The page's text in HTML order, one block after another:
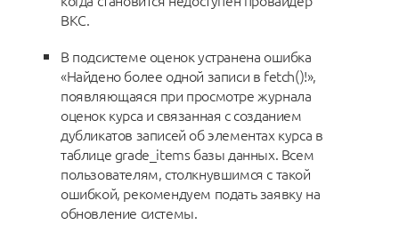
ВКС.
В подсистеме оценок устранена ошибка
«Найдено более одной записи в fetch()!»,
появляющаяся при просмотре журнала
оценок курса и связанная с созданием
дубликатов записей об элементах курса в
таблице grade_items базы данных. Всем
пользователям, столкнувшимся с такой
ошибкой, рекомендуем подать заявку на
обновление системы.